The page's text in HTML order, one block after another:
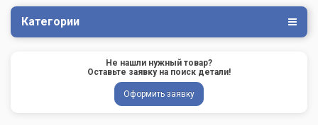
Категории
Не нашли нужный товар?
Оставьте заявку на поиск детали!
Оформить заявку